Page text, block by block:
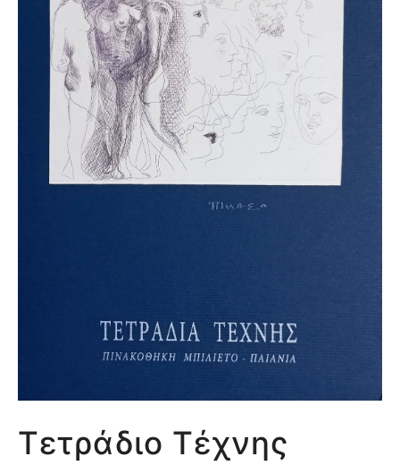
Τετράδιο Τέχνης